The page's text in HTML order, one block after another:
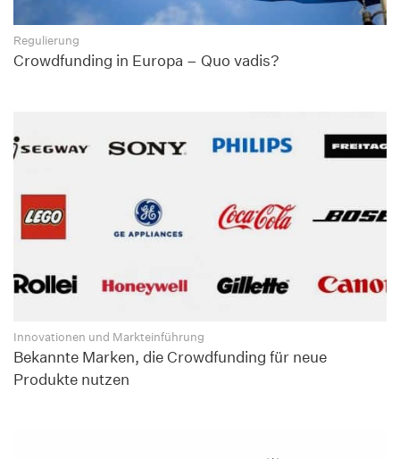
Regulierung
Crowdfunding in Europa – Quo vadis?
Innovationen und Markteinführung
Bekannte Marken, die Crowdfunding für neue
Produkte nutzen